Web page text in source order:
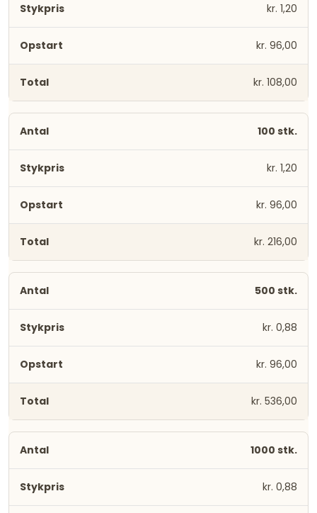
kr. 1,20
kr. 96,00
kr. 108,00
100 stk.
kr. 1,20
kr. 96,00
kr. 216,00
500 stk.
kr. 0,88
kr. 96,00
kr. 536,00
1000 stk.
kr. 0,88